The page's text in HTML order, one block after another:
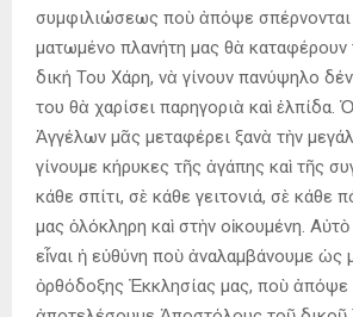
συμφιλιώσεως ποὺ ἀπόψε σπέρνονται
ματωμένο πλανήτη μας θὰ καταφέρουν
δική Του Χάρη, νὰ γίνουν πανύψηλο
του θὰ χαρίσει παρηγοριὰ καὶ ἐλπίδα.
Ἀγγέλων μᾶς μεταφέρει ξανὰ τὴν
γίνουμε κήρυκες τῆς ἀγάπης καὶ τῆς
κάθε σπίτι, σὲ κάθε γειτονιά, σὲ κάθε
μας ὁλόκληρη καὶ στὴν οἰκουμένη.
εἶναι ἡ εὐθύνη ποὺ ἀναλαμβάνουμε ὡς
ὀρθόδοξης Ἐκκλησίας μας, ποὺ ἀπόψε